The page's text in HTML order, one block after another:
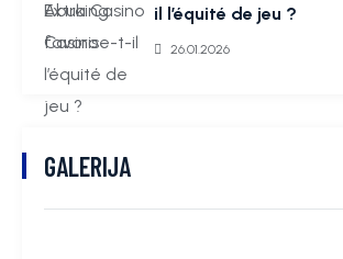
il l’équité de jeu ?
26.01.2026
GALERIJA